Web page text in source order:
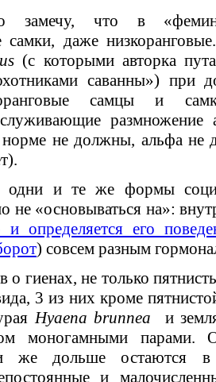
замечу, что в
самки, даже
(с которыми авторка
саванны») при
самцы и
размножение
не должны, альфа не
и те же формы
не «основываться на»:
и определяется его
) совсем разным
о гиенах, не только
3 из них кроме
Hyaena brunnea и
моногамными парами.
же дольше остаются
и